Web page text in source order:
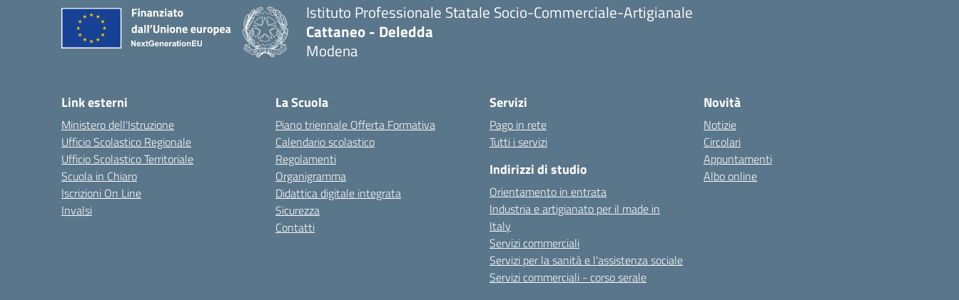
Istituto Professionale Statale Socio-Commerciale-Artigianale
Cattaneo - Deledda
Modena
Link esterni
Ministero dell'Istruzione
Ufficio Scolastico Regionale
Ufficio Scolastico Territoriale
Scuola in Chiaro
Iscrizioni On Line
Invalsi
La Scuola
Piano triennale Offerta Formativa
Calendario scolastico
Regolamenti
Organigramma
Didattica digitale integrata
Sicurezza
Contatti
Servizi
Pago in rete
Tutti i servizi
Indirizzi di studio
Orientamento in entrata
Industria e artigianato per il made in
Italy
Servizi commerciali
Servizi per la sanità e l'assistenza sociale
Servizi commerciali - corso serale
Novità
Notizie
Circolari
Appuntamenti
Albo online